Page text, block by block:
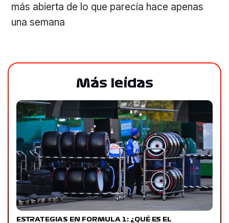
más abierta de lo que parecía hace apenas
una semana
Más leídas
ESTRATEGIAS EN FORMULA 1: ¿QUÉ ES EL